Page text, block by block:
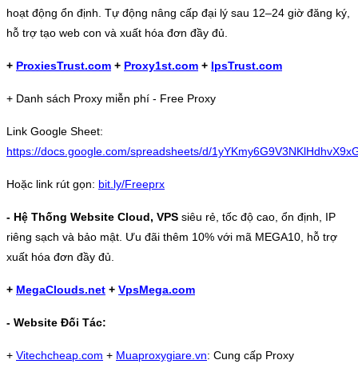
hoạt động ổn định. Tự động nâng cấp đại lý sau 12–24 giờ đăng ký,
hỗ trợ tạo web con và xuất hóa đơn đầy đủ.
+ ProxiesTrust.com + Proxy1st.com + IpsTrust.com
+ Danh sách Proxy miễn phí - Free Proxy
Link Google Sheet:
https://docs.google.com/spreadsheets/d/
Hoặc link rút gọn: bit.ly/Freeprx
- Hệ Thống Website Cloud, VPS siêu rẻ, tốc độ cao, ổn định, IP
riêng sạch và bảo mật. Ưu đãi thêm 10% với mã MEGA10, hỗ trợ
xuất hóa đơn đầy đủ.
+ MegaClouds.net + VpsMega.com
- Website Đối Tác:
+ Vitechcheap.com + Muaproxygiare.vn: Cung cấp Proxy